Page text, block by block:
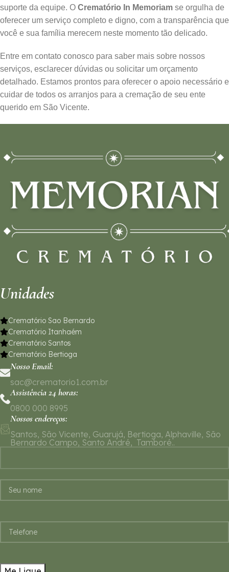
suporte da equipe. O Crematório In Memoriam se orgulha de
oferecer um serviço completo e digno, com a transparência que
você e sua família merecem neste momento tão delicado.
Entre em contato conosco para saber mais sobre nossos
serviços, esclarecer dúvidas ou solicitar um orçamento
detalhado. Estamos prontos para oferecer o apoio necessário e
cuidar de todos os arranjos para a cremação de seu ente
querido em São Vicente.
Unidades
Crematório Sao Bernardo
Crematório Itanhaém
Crematório Santos
Crematório Bertioga
Nosso Email:
sac@crematorio1.com.br
Assistência 24 horas:
0800 000 8995
Nossos endereços:
Santos, São Vicente, Guarujá, Bertioga, Alphaville, São
Bernardo Campo, Santo André, Tamboré..